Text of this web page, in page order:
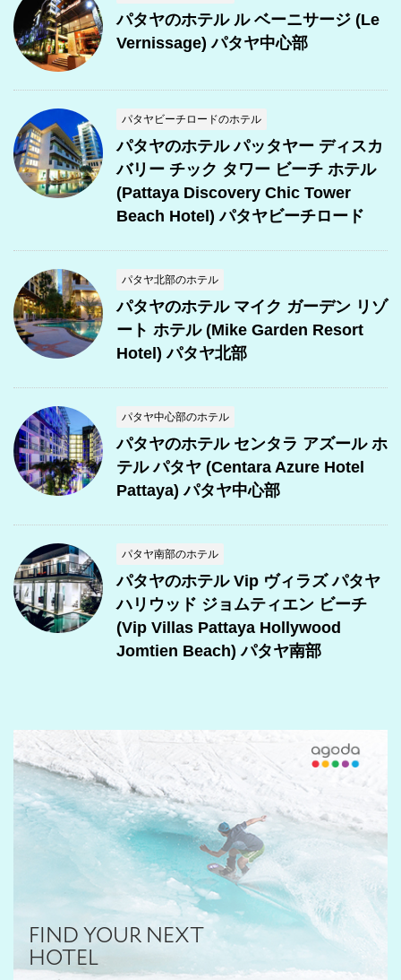
パタヤのホテル ル ベーニサージ (Le
Vernissage) パタヤ中心部
パタヤビーチロードのホテル
パタヤのホテル パッタヤー ディスカ
バリー チック タワー ビーチ ホテル
(Pattaya Discovery Chic Tower
Beach Hotel) パタヤビーチロード
パタヤ北部のホテル
パタヤのホテル マイク ガーデン リゾ
ート ホテル (Mike Garden Resort
Hotel) パタヤ北部
パタヤ中心部のホテル
パタヤのホテル センタラ アズール ホ
テル パタヤ (Centara Azure Hotel
Pattaya) パタヤ中心部
パタヤ南部のホテル
パタヤのホテル Vip ヴィラズ パタヤ
ハリウッド ジョムティエン ビーチ
(Vip Villas Pattaya Hollywood
Jomtien Beach) パタヤ南部